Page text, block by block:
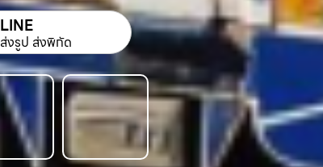
LINE
ส่งรูป ส่งพิกัด